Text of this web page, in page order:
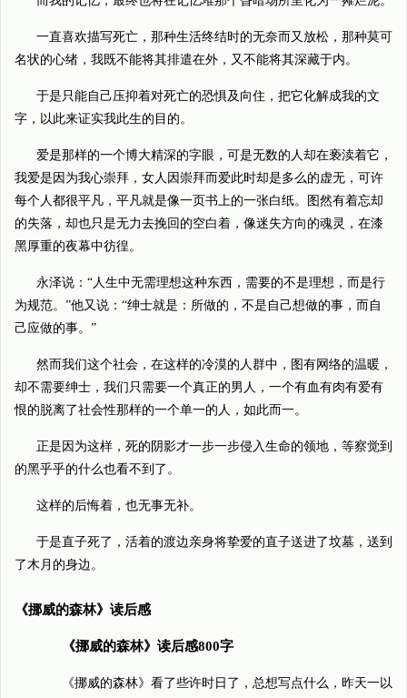
一直喜欢描写死亡，那种生活终结时的无奈而又放松，那种莫可
名状的心绪，我既不能将其排遣在外，又不能将其深藏于内。
于是只能自己压抑着对死亡的恐惧及向住，把它化解成我的文
字，以此来证实我此生的目的。
爱是那样的一个博大精深的字眼，可是无数的人却在亵渎着它，
我爱是因为我心崇拜，女人因崇拜而爱此时却是多么的虚无，可许
每个人都很平凡，平凡就是像一页书上的一张白纸。图然有着忘却
的失落，却也只是无力去挽回的空白着，像迷失方向的魂灵，在漆
黑厚重的夜幕中彷徨。
永泽说：“人生中无需理想这种东西，需要的不是理想，而是行
为规范。”他又说：“绅士就是：所做的，不是自己想做的事，而自
己应做的事。”
然而我们这个社会，在这样的冷漠的人群中，图有网络的温暖，
却不需要绅士，我们只需要一个真正的男人，一个有血有肉有爱有
恨的脱离了社会性那样的一个单一的人，如此而一。
正是因为这样，死的阴影才一步一步侵入生命的领地，等察觉到
的黑乎乎的什么也看不到了。
这样的后悔着，也无事无补。
于是直子死了，活着的渡边亲身将挚爱的直子送进了坟墓，送到
了木月的身边。
《挪威的森林》读后感
《挪威的森林》读后感800字
《挪威的森林》看了些许时日了，总想写点什么，昨天一以